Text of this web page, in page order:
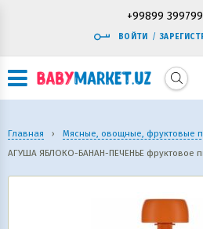
+99899
ВОЙТИ /
Главная › Мясные, овощные, фруктовые
АГУША ЯБЛОКО-БАНАН-ПЕЧЕНЬЕ фруктовое